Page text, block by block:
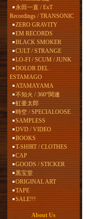
永田一直 / ExT
Recordings / TRANSONIC
ZERO GRAVITY
EM RECORDS
BLACK SMOKER
CULT / STRANGE
LO-FI / SCUM / JUNK
DOLOR DEL
ESTAMAGO
ATAMAYAMA
不知火 / 360°関連
虹釜太郎
時空 / SPECIALOOSE
SAMPLESS
DVD / VIDEO
BOOKS
T-SHIRT / CLOTHES
CAP
GOODS / STICKER
黒宝堂
ORIGINAL ART
TAPE
SALE!!!
About Us